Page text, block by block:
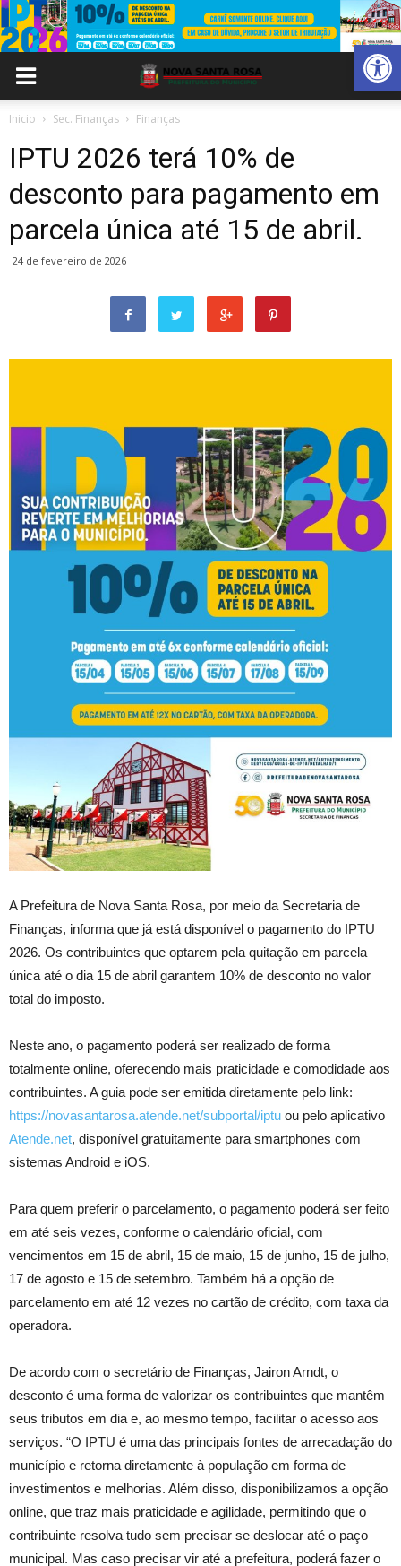
Abrir
Inicio Sec. Finanças Finanças
IPTU 2026 terá 10% de
desconto para pagamento em
parcela única até 15 de abril.
24 de fevereiro de 2026
A Prefeitura de Nova Santa Rosa, por meio da Secretaria de
Finanças, informa que já está disponível o pagamento do IPTU
2026. Os contribuintes que optarem pela quitação em parcela
única até o dia 15 de abril garantem 10% de desconto no valor
total do imposto.
Neste ano, o pagamento poderá ser realizado de forma
totalmente online, oferecendo mais praticidade e comodidade aos
contribuintes. A guia pode ser emitida diretamente pelo link:
https://novasantarosa.atende.net/subportal/iptu ou pelo aplicativo
Atende.net, disponível gratuitamente para smartphones com
sistemas Android e iOS.
Para quem preferir o parcelamento, o pagamento poderá ser feito
em até seis vezes, conforme o calendário oficial, com
vencimentos em 15 de abril, 15 de maio, 15 de junho, 15 de julho,
17 de agosto e 15 de setembro. Também há a opção de
parcelamento em até 12 vezes no cartão de crédito, com taxa da
operadora.
De acordo com o secretário de Finanças, Jairon Arndt, o
desconto é uma forma de valorizar os contribuintes que mantêm
seus tributos em dia e, ao mesmo tempo, facilitar o acesso aos
serviços. “O IPTU é uma das principais fontes de arrecadação do
município e retorna diretamente à população em forma de
investimentos e melhorias. Além disso, disponibilizamos a opção
online, que traz mais praticidade e agilidade, permitindo que o
contribuinte resolva tudo sem precisar se deslocar até o paço
municipal. Mas caso precisar vir até a prefeitura, poderá fazer o